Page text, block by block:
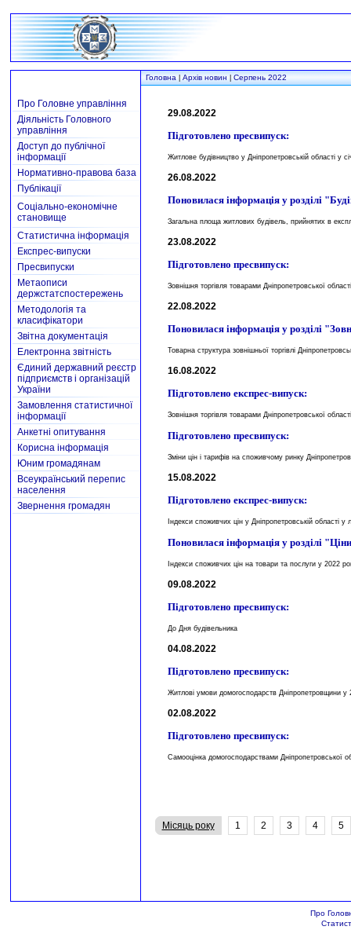
Головна Архів новин Серпень 2022
Про Головне управління
Діяльність Головного
управління
Доступ до публічної
інформації
Нормативно-правова база
Публікації
Соціально-економічне
становище
Статистична інформація
Експрес-випуски
Пресвипуски
Метаописи
держстатспостережень
Методологія та
класифікатори
Звітна документація
Електронна звітність
Єдиний державний реєстр
підприємств і організацій
України
Замовлення статистичної
інформації
Анкетні опитування
Корисна інформація
Юним громадянам
Всеукраїнський перепис
населення
Звернення громадян
29.08.2022
Підготовлено пресвипуск:
Житлове будівництво у Дніпропетровській області у
26.08.2022
Поновилася інформація у розділі
Загальна площа житлових будівель, прийнятих в
23.08.2022
Підготовлено пресвипуск:
Зовнішня торгівля товарами Дніпропетровської
22.08.2022
Поновилася інформація у розділі
Товарна структура зовнішньої торгівлі
16.08.2022
Підготовлено експрес-випуск:
Зовнішня торгівля товарами Дніпропетровської
Підготовлено пресвипуск:
Зміни цін і тарифів на споживчому ринку
15.08.2022
Підготовлено експрес-випуск:
Індекси споживчих цін у Дніпропетровській області у
Поновилася інформація у розділі
Індекси споживчих цін на товари та послуги у 2022
09.08.2022
Підготовлено пресвипуск:
До Дня будівельника
04.08.2022
Підготовлено пресвипуск:
Житлові умови домогосподарств Дніпропетровщини у
02.08.2022
Підготовлено пресвипуск:
Самооцінка домогосподарствами Дніпропетровської
Місяць року 1 2 3 4 5
Про